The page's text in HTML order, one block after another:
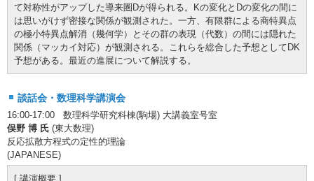
て対称性がアップした導来圏Dが得られる。Kの変化とDの変化の間に
は思いがけず密接な関係が観測された。一方、有限群による商特異点
の極小特異点解消（幾何学）とその群の表現（代数）の間には隠れた
関係（マッカイ対応）が観測される。これらを総合した予想としてDK
予想がある。最近の進展について解説する。
談話会・数理科学講演会
16:00-17:00 数理科学研究科棟(駒場) 大講義室号室
俣野 博 氏 (東大数理)
反応拡散方程式の定性的理論
(JAPANESE)
[ 講演概要 ]